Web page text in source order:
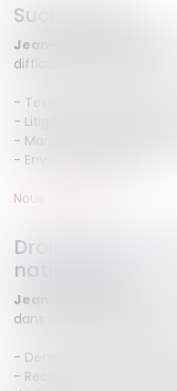
Successions
Jean-Michel CAMUS
difficultés successorales :
- Testaments, Donations
- Litiges liés à l'indivision
- Mandat de protection
- Envoi en possession
Nous contacter
Droit des
nationalité
Jean-Michel Camus
dans les problématiques
- Demande de Titre de
- Recours gracieux,